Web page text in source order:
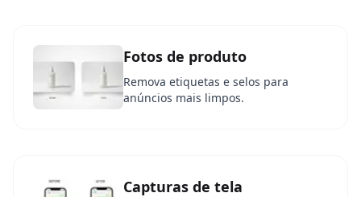
Fotos de produto
Remova etiquetas e selos para
anúncios mais limpos.
Capturas de tela